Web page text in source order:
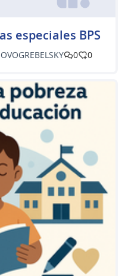
especiales BPS
0 0